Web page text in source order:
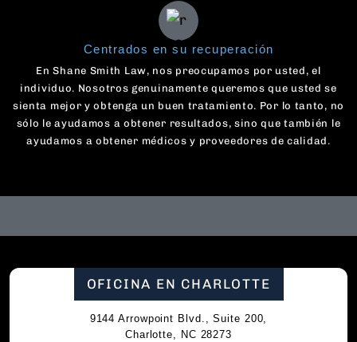
Centrados en su recuperación
En Shane Smith Law, nos preocupamos por usted, el
individuo. Nosotros genuinamente queremos que usted se
sienta mejor y obtenga un buen tratamiento. Por lo tanto, no
sólo le ayudamos a obtener resultados, sino que también le
ayudamos a obtener médicos y proveedores de calidad.
OFICINA EN CHARLOTTE
9144 Arrowpoint Blvd., Suite 200,
Charlotte, NC 28273